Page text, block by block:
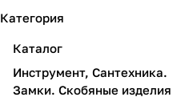
Категория
Каталог
Инструмент, Сантехника.
Замки. Скобяные изделия